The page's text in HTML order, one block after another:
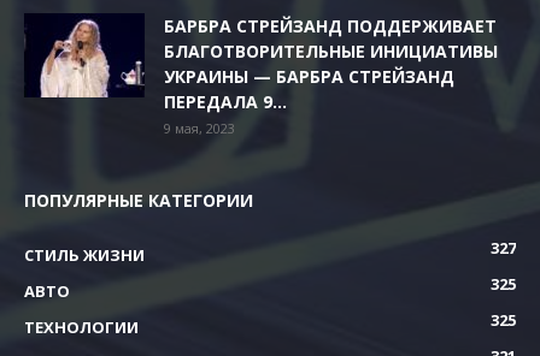
БАРБРА СТРЕЙЗАНД ПОДДЕРЖИВАЕТ
БЛАГОТВОРИТЕЛЬНЫЕ ИНИЦИАТИВЫ
УКРАИНЫ — БАРБРА СТРЕЙЗАНД
ПЕРЕДАЛА 9...
9 мая, 2023
ПОПУЛЯРНЫЕ КАТЕГОРИИ
СТИЛЬ ЖИЗНИ
327
АВТО
325
ТЕХНОЛОГИИ
325